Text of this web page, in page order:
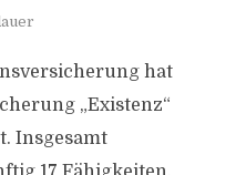
hat
„Existenz“
Insgesamt